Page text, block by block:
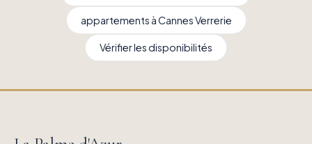
appartements à Cannes Verrerie
Vérifier les disponibilités